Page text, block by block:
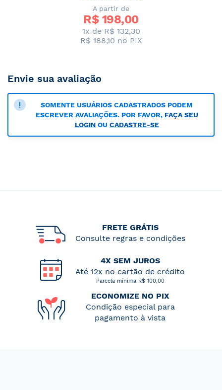
A partir de
R$ 198,00
1x de R$ 132,30
R$ 188,10 no PIX
Envie sua avaliação
SOMENTE USUÁRIOS CADASTRADOS PODEM
ESCREVER AVALIAÇÕES. POR FAVOR, FAÇA SEU
LOGINOU CADASTRE-SE
FRETE GRÁTIS
Consulte regras e condições
4X SEM JUROS
Até 12x no cartão de crédito
Parcela mínima R$ 100,00
ECONOMIZE NO PIX
Condição especial para
pagamento à vista